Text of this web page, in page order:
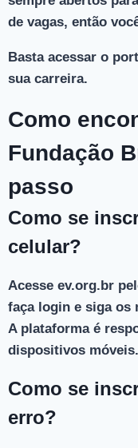
de vagas, então
Basta acessar o
sua carreira.
Como
Fundação
passo
Como se
celular?
Acesse ev.org.br
faça login e siga os
A plataforma é
dispositivos móveis.
Como se
erro?